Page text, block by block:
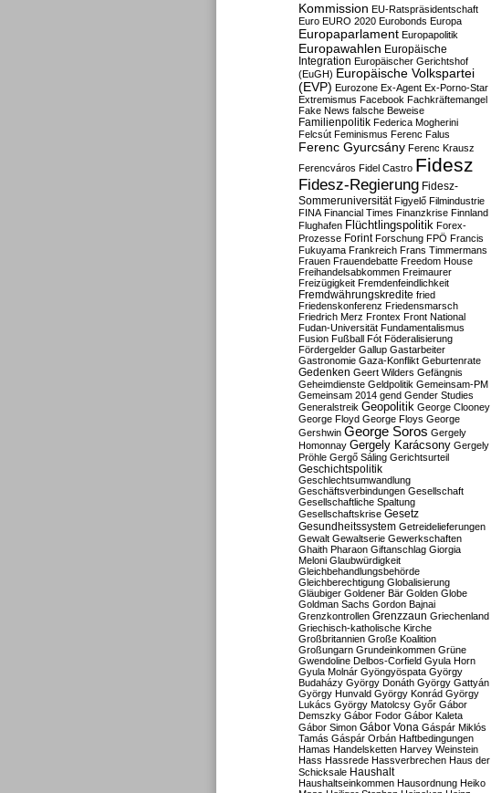
Kommission EU-Ratspräsidentschaft
Euro EURO 2020 Eurobonds Europa
Europaparlament Europapolitik
Europawahlen Europäische
Integration Europäischer Gerichtshof
(EuGH) Europäische Volkspartei
(EVP) Eurozone Ex-Agent Ex-Porno-Star
Extremismus Facebook Fachkräftemangel
Fake News falsche Beweise
Familienpolitik Federica Mogherini
Felcsút Feminismus Ferenc Falus
Ferenc Gyurcsány Ferenc Krausz
Ferencváros Fidel Castro Fidesz
Fidesz-Regierung Fidesz-
Sommeruniversität Figyelő Filmindustrie
FINA Financial Times Finanzkrise Finnland
Flughafen Flüchtlingspolitik Forex-
Prozesse Forint Forschung FPÖ Francis
Fukuyama Frankreich Frans Timmermans
Frauen Frauendebatte Freedom House
Freihandelsabkommen Freimaurer
Freizügigkeit Fremdenfeindlichkeit
Fremdwährungskredite fried
Friedenskonferenz Friedensmarsch
Friedrich Merz Frontex Front National
Fudan-Universität Fundamentalismus
Fusion Fußball Fót Föderalisierung
Fördergelder Gallup Gastarbeiter
Gastronomie Gaza-Konflikt Geburtenrate
Gedenken Geert Wilders Gefängnis
Geheimdienste Geldpolitik Gemeinsam-PM
Gemeinsam 2014 gend Gender Studies
Generalstreik Geopolitik George Clooney
George Floyd George Floys George
Gershwin George Soros Gergely
Homonnay Gergely Karácsony Gergely
Pröhle Gergő Sáling Gerichtsurteil
Geschichtspolitik
Geschlechtsumwandlung
Geschäftsverbindungen Gesellschaft
Gesellschaftliche Spaltung
Gesellschaftskrise Gesetz
Gesundheitssystem Getreidelieferungen
Gewalt Gewaltserie Gewerkschaften
Ghaith Pharaon Giftanschlag Giorgia
Meloni Glaubwürdigkeit
Gleichbehandlungsbehörde
Gleichberechtigung Globalisierung
Gläubiger Goldener Bär Golden Globe
Goldman Sachs Gordon Bajnai
Grenzkontrollen Grenzzaun Griechenland
Griechisch-katholische Kirche
Großbritannien Große Koalition
Großungarn Grundeinkommen Grüne
Gwendoline Delbos-Corfield Gyula Horn
Gyula Molnár Gyöngyöspata György
Budaházy György Donáth György Gattyán
György Hunvald György Konrád György
Lukács György Matolcsy Győr Gábor
Demszky Gábor Fodor Gábor Kaleta
Gábor Simon Gábor Vona Gáspár Miklós
Tamás Gáspár Orbán Haftbedingungen
Hamas Handelsketten Harvey Weinstein
Hass Hassrede Hassverbrechen Haus der
Schicksale Haushalt
Haushaltseinkommen Hausordnung Heiko